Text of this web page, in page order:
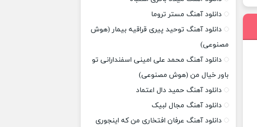
دانلود آهنگ مستر تروما
دانلود آهنگ توحید پیری قراقیه بیمار (هوش
مصنوعی)
دانلود آهنگ محمد علی امینی اسفندارانی تو
باور خیال من (هوش مصنوعی)
دانلود آهنگ حمید دال اعتماد
دانلود آهنگ مجال لبیک
دانلود آهنگ عرفان افتخاری من که اینجوری